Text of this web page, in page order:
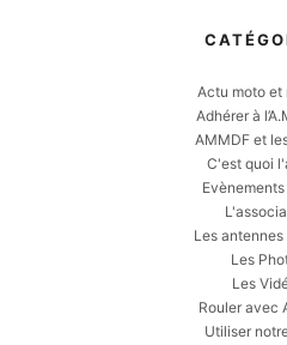
Actu moto et
Adhérer à
AMMDF et
C'est quoi
Les
Les
Les
Rouler avec
Utiliser